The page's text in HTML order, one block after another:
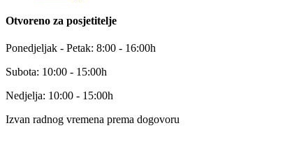
Otvoreno za posjetitelje
Ponedjeljak - Petak: 8:00 - 16:00h
Subota: 10:00 - 15:00h
Nedjelja: 10:00 - 15:00h
Izvan radnog vremena prema dogovoru